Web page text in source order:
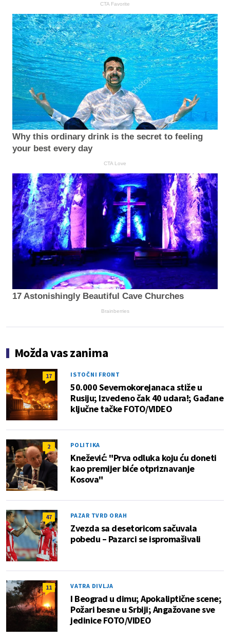
CTA Favorite
Why this ordinary drink is the secret to feeling
your best every day
CTA Love
17 Astonishingly Beautiful Cave Churches
Brainberries
Možda vas zanima
17 ISTOČNI FRONT
50.000 Severnokorejanaca stiže u
Rusiju; Izvedeno čak 40 udara!; Gađane
ključne tačke FOTO/VIDEO
2 POLITIKA
Knežević: "Prva odluka koju ću doneti
kao premijer biće otpriznavanje
Kosova"
47 PAZAR TVRD ORAH
Zvezda sa desetoricom sačuvala
pobedu – Pazarci se ispromašivali
11 VATRA DIVLJA
I Beograd u dimu; Apokaliptične scene;
Požari besne u Srbiji; Angažovane sve
jedinice FOTO/VIDEO